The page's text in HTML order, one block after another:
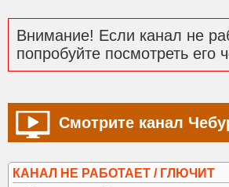
Внимание! Если канал не
попробуйте посмотреть его
Смотрите канал
КАНАЛ НЕ РАБОТАЕТ / ГЛЮЧИТ